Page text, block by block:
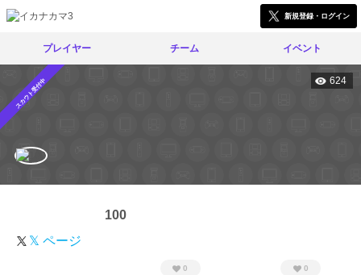
新規登録・ログイン
プレイヤー チーム イベント
スカウト受付中 624
100
𝕏 ページ
0 0